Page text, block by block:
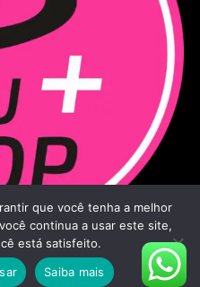
os direitos reservados.
que você tenha a melhor
continua a usar este site,
está satisfeito.
Saiba mais